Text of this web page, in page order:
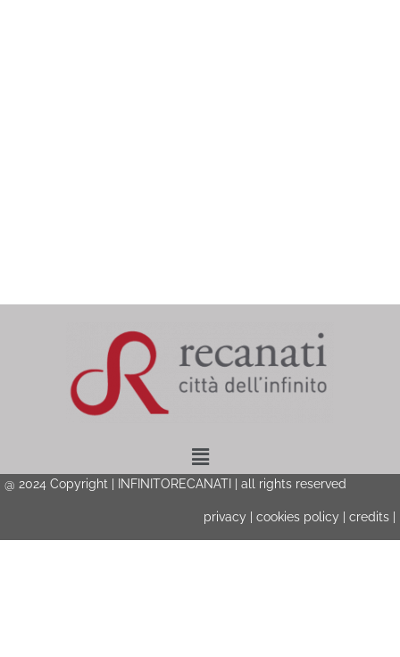
Menu
@ 2024 Copyright | INFINITORECANATI | all rights reserved
privacy cookies policy credits